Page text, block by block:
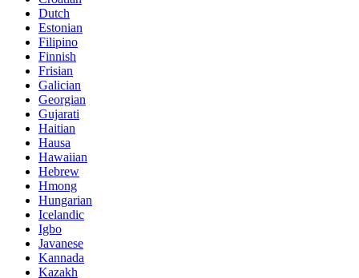
Dutch
Estonian
Filipino
Finnish
Frisian
Galician
Georgian
Gujarati
Haitian
Hausa
Hawaiian
Hebrew
Hmong
Hungarian
Icelandic
Igbo
Javanese
Kannada
Kazakh